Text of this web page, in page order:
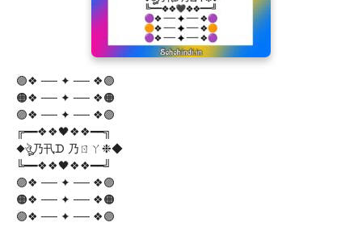
🟣❖ ── ✦ ── ❖🟣
🟠❖ ── ✦ ── ❖🟠
🟣❖ ── ✦ ── ❖🟣
╔━━❖❖🖤❖❖━━╗
◆ঔৣ乃卂ᗪ 乃ㄖㄚ❉◆
╚━━❖❖🖤❖❖━━╝
🟣❖ ── ✦ ── ❖🟣
🟠❖ ── ✦ ── ❖🟠
🟣❖ ── ✦ ── ❖🟣